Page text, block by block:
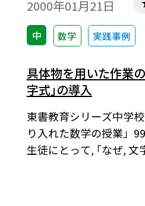
2000年01月21日
中 数学 実践事例
具体物を用いた作業
字式｣の導入
東書教育シリーズ中学
り入れた数学の授業」
生徒にとって, ｢なぜ, 文